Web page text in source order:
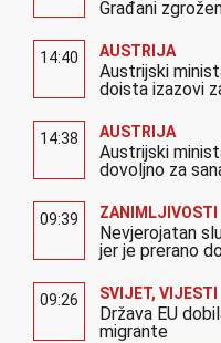
Građani
14:40 AUSTRIJA
Austrijski
doista izazovi
14:38 AUSTRIJA
Austrijski
dovoljno za
09:39 ZANIMLJIVOSTI
Nevjerojatan
jer je prerano
09:26 SVIJET, VIJESTI
Država EU
migrante